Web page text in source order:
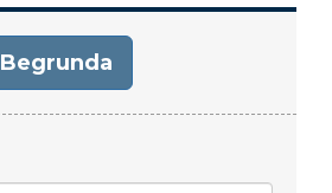
Begrunda